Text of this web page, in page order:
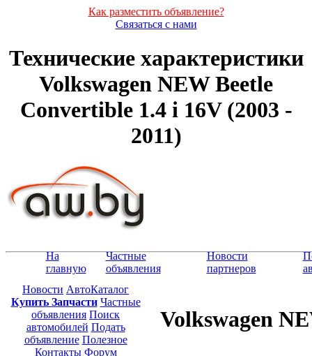
Как разместить объявление?
Связаться с нами
Технические характеристики
Volkswagen NEW Beetle
Convertible 1.4 i 16V (2003 -
2011)
На
главную
Частные
объявления
Новости
партнеров
Новости АвтоКаталог
Купить Запчасти Частные
объявления Поиск
автомобилей Подать
объявление Полезное
Контакты Форум
Volkswagen